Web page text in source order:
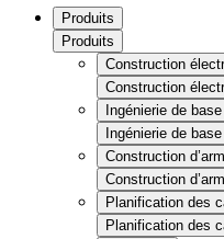
Produits
Produits
Construction
Construction
Ingénierie de base
Ingénierie de base
Construction
Construction
Planification des
Planification des